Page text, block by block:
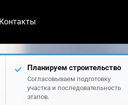
Контакты
Планируем строительство
Согласовываем подготовку
участка и последовательность
этапов.